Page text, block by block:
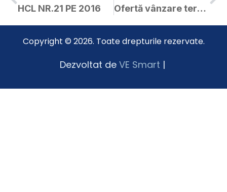
HCL NR.21 PE 2016 Ofertă vânzare teren Balint Floarea 0,85 HA
Copyright © 2026. Toate drepturile rezervate.
Dezvoltat de VE Smart |